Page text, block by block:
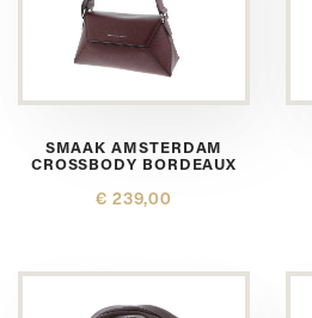
SMAAK AMSTERDAM
CROSSBODY BORDEAUX
€ 239,00